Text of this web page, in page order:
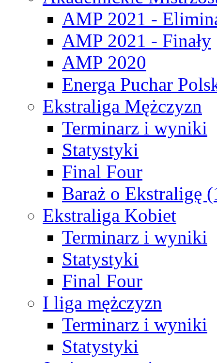
AMP 2021 -
AMP 2021 - Finały
AMP 2020
Energa Puchar
Ekstraliga Mężczyzn
Terminarz i wyniki
Statystyki
Final Four
Baraż o Ekstraligę
Ekstraliga Kobiet
Terminarz i wyniki
Statystyki
Final Four
I liga mężczyzn
Terminarz i wyniki
Statystyki